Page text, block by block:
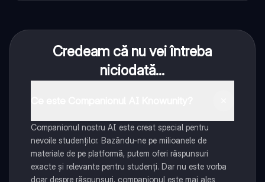
Credeam că nu vei întreba
niciodată...
Companionul nostru AI este creat special pentru
nevoile studenților. Bazându-ne pe milioanele de
materiale de pe platformă, putem oferi răspunsuri
exacte și relevante pentru studenți. Dar nu este vorba
doar despre răspunsuri, companionul este mai ales